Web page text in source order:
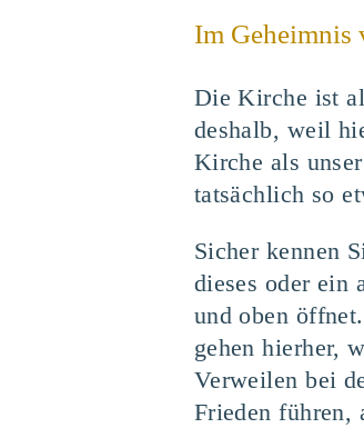
Im Geheimnis
Die Kirche ist
deshalb, weil
Kirche als
tatsächlich so
Sicher kennen
dieses oder ein
und oben
gehen hierher,
Verweilen bei
Frieden führen,